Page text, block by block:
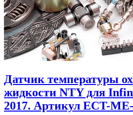
Датчик температуры
жидкости NTY для
2017. Артикул ECT-